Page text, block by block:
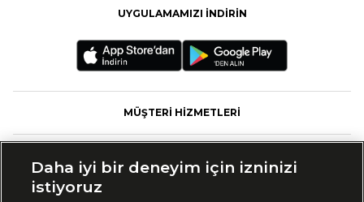
UYGULAMAMIZI İNDİRİN
MÜŞTERİ HİZMETLERİ
Daha iyi bir deneyim için izninizi
istiyoruz